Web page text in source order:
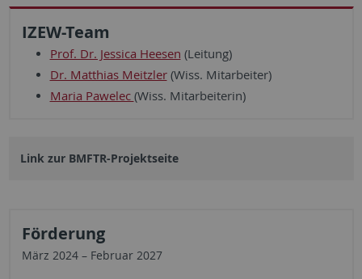
IZEW-Team
Prof. Dr. Jessica Heesen (Leitung)
Dr. Matthias Meitzler(Wiss. Mitarbeiter)
Maria Pawelec (Wiss. Mitarbeiterin)
Link zur BMFTR-Projektseite
Förderung
März 2024 – Februar 2027